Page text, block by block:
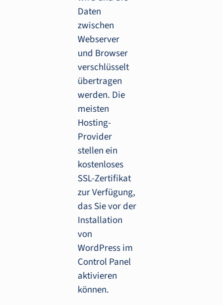
Daten
zwischen
Webserver
und Browser
verschlüsselt
übertragen
werden. Die
meisten
Hosting-
Provider
stellen ein
kostenloses
SSL-Zertifikat
zur Verfügung,
das Sie vor der
Installation
von
WordPress im
Control Panel
aktivieren
können.